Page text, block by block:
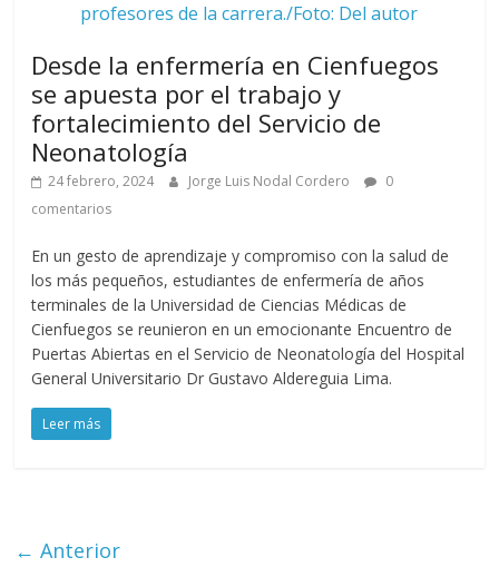
profesores de la carrera./Foto: Del autor
Desde la enfermería en Cienfuegos
se apuesta por el trabajo y
fortalecimiento del Servicio de
Neonatología
24 febrero, 2024 Jorge Luis Nodal Cordero
0
comentarios
En un gesto de aprendizaje y compromiso con la salud de
los más pequeños, estudiantes de enfermería de años
terminales de la Universidad de Ciencias Médicas de
Cienfuegos se reunieron en un emocionante Encuentro de
Puertas Abiertas en el Servicio de Neonatología del Hospital
General Universitario Dr Gustavo Aldereguia Lima.
Leer más
← Anterior